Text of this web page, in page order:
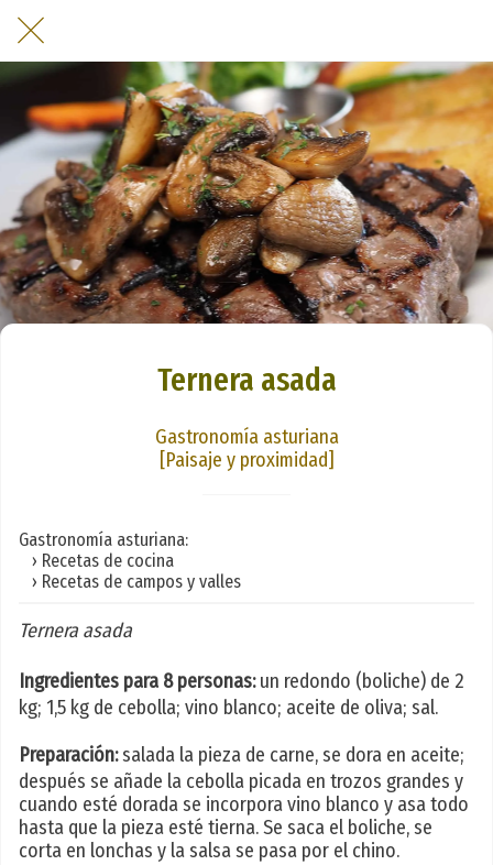
Ternera asada
Gastronomía asturiana
[Paisaje y proximidad]
Gastronomía asturiana:
› Recetas de cocina
› Recetas de campos y valles
Ternera asada
Ingredientes para 8 personas:un redondo (boliche) de 2
kg; 1,5 kg de cebolla; vino blanco; aceite de oliva; sal.
Preparación:salada la pieza de carne, se dora en aceite;
después se añade la cebolla picada en trozos grandes y
cuando esté dorada se incorpora vino blanco y asa todo
hasta que la pieza esté tierna. Se saca el boliche, se
corta en lonchas y la salsa se pasa por el chino.